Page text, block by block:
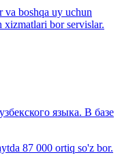
boshqa uy uchun
xizmatlari bor servislar.
языка. В базе
87 000 ortiq so'z bor.